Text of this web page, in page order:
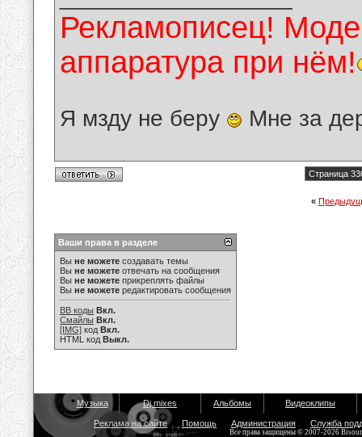
Рекламописец!
аппаратура при нём!
Я мзду не беру Мне за
Страница
«
Ваши права в разделе
Вы не можете создавать темы
Вы не можете отвечать на сообщения
Вы не можете прикреплять файлы
Вы не можете редактировать сообщения
BB коды Вкл.
Смайлы Вкл.
[IMG] код Вкл.
HTML код Выкл.
Музыка Dj mixes Альбомы Видеоклипы
Реклама на сайте Помощь Администрация Служба
Все права защищены © 2007-2026